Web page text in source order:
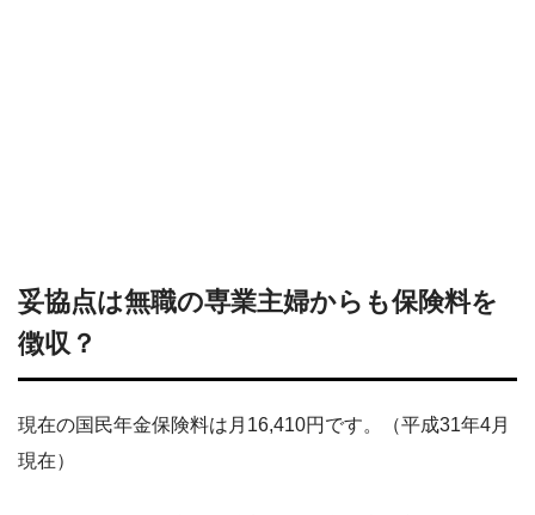
妥協点は無職の専業主婦からも保険料を
徴収？
現在の国民年金保険料は月16,410円です。（平成31年4月
現在）